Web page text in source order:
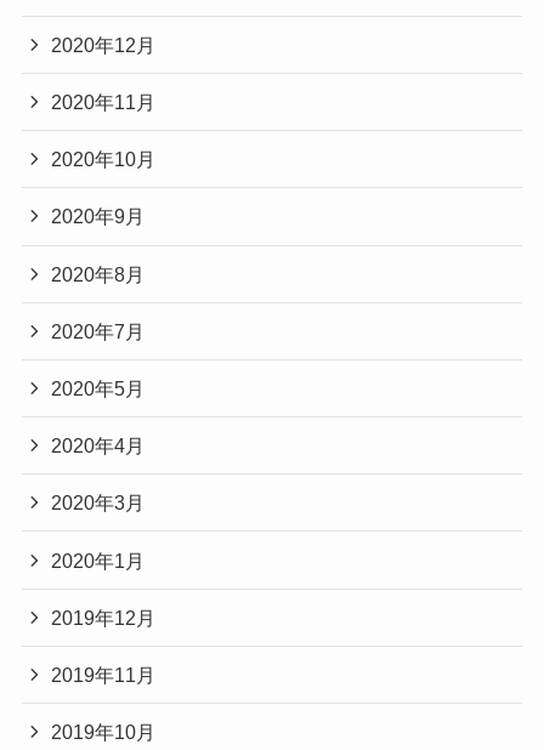
2020年12月
2020年11月
2020年10月
2020年9月
2020年8月
2020年7月
2020年5月
2020年4月
2020年3月
2020年1月
2019年12月
2019年11月
2019年10月